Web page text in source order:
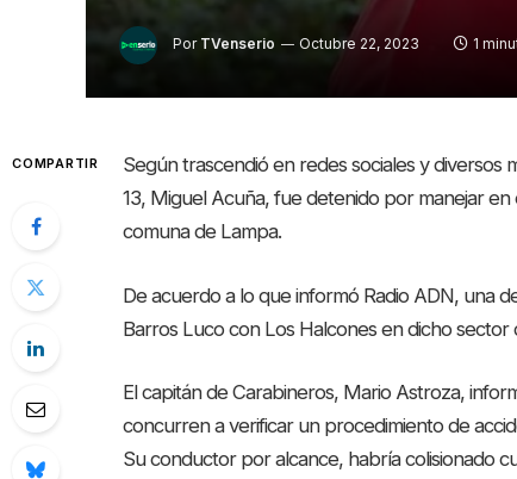
Por TVenserio Octubre 22, 2023 1
COMPARTIR
Según trascendió en redes sociales y diversos
13, Miguel Acuña, fue detenido por manejar
comuna de Lampa.
De acuerdo a lo que informó Radio ADN, una
Barros Luco con Los Halcones en dicho
El capitán de Carabineros, Mario Astroza,
concurren a verificar un procedimiento de
Su conductor por alcance, habría colisionado